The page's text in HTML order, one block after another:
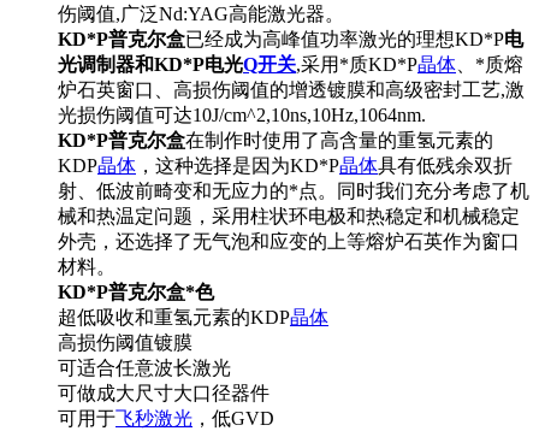
伤阈值,广泛Nd:YAG高能激光器。
KD*P普克尔盒已经成为高峰值功率激光的理想KD*P电
光调制器和KD*P电光Q开关,采用*质KD*P晶体 、*质熔
炉石英窗口、高损伤阈值的增透镀膜和高级密封工艺,激
光损伤阈值可达10J/cm^2,10ns,10Hz,1064nm.
KD*P普克尔盒在制作时使用了高含量的重氢元素的
KDP晶体 ，这种选择是因为KD*P晶体具有低残余双折
射、低波前畸变和无应力的*点。同时我们充分考虑了机
械和热温定问题，采用柱状环电极和热稳定和机械稳定
外壳，还选择了无气泡和应变的上等熔炉石英作为窗口
材料。
KD*P普克尔盒*色
超低吸收和重氢元素的KDP晶体
高损伤阈值镀膜
可适合任意波长激光
可做成大尺寸大口径器件
可用于飞秒激光 ，低GVD